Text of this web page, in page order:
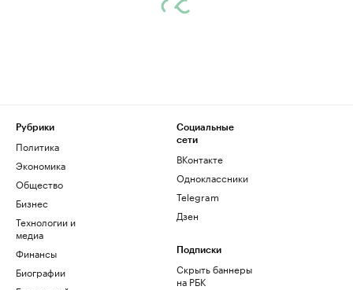
Рубрики
Политика
Экономика
Общество
Бизнес
Технологии и
медиа
Финансы
Биографии
Социальные
сети
ВКонтакте
Одноклассники
Telegram
Дзен
Подписки
Скрыть баннеры
на РБК